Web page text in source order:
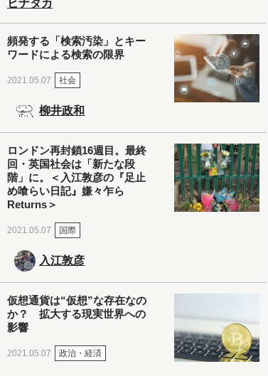
ヒナタカ
頻発する「検索汚染」とキー
ワードによる検索の限界
2021.05.07 社会
柳井政和
ロンドン再封鎖16週目。最終
回・英国社会は「新たな段
階」に。＜入江敦彦の『足止
め喰らい日記』嫌々乍ら
Returns＞
2021.05.07 国際
入江敦彦
仮想通貨は“仮想”な存在なの
か？ 拡大する現実世界への
影響
2021.05.07 政治・経済